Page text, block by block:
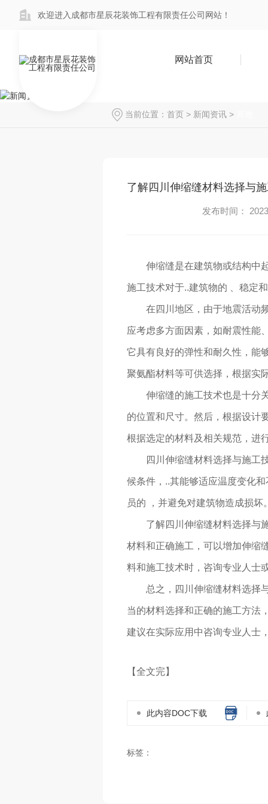
欢迎进入成都市星辰花装饰工程有限责任公司网站！
网站首页
当前位置： 首页 > 新闻资讯 >
了解四川伸缩缝材料选择与
发布时间：
伸缩缝是在建筑物或结构中
施工技术对于..建筑物的 、稳定和
在四川地区，由于地震活动
应考虑多方面因素，如耐震性能
它具有良好的弹性和耐久性，能
聚氨酯材料等可供选择，根据实
伸缩缝的施工技术也是十分
的位置和尺寸。然后，根据设计
根据选定的材料及相关规范，进
四川伸缩缝材料选择与施工
候条件，..其能够适应温度变化
员的 ，并避免对建筑物造成损坏。
了解四川伸缩缝材料选择与
材料和正确施工，可以增加伸缩
料和施工技术时，咨询专业人士
总之，四川伸缩缝材料选择
当的材料选择和正确的施工方法
建议在实际应用中咨询专业人士
【全文完】
此内容DOC下载
标签：